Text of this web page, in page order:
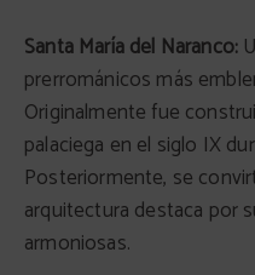
Santa María del Naranco:
prerrománicos más
Originalmente fue
palaciega en el siglo IX
Posteriormente, se
arquitectura destaca por
armoniosas.